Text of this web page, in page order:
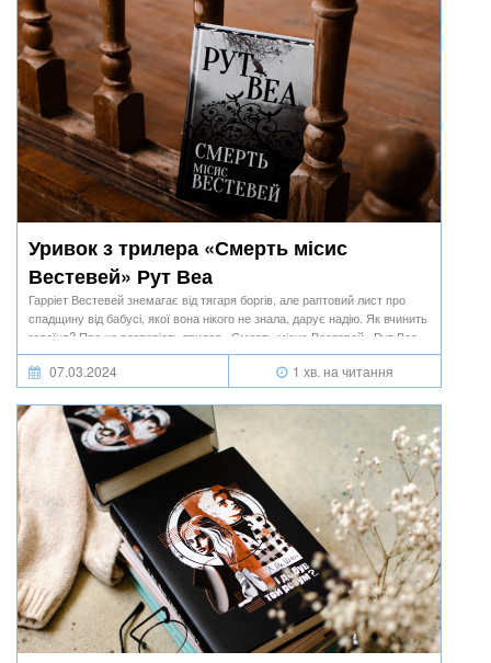
Уривок з трилера «Смерть місис
Вестевей» Рут Веа
Гарріет Вестевей знемагає від тягаря боргів, але раптовий лист про
спадщину від бабусі, якої вона нікого не знала, дарує надію. Як вчинить
героїня? Про це розповість трилер «Смерть місис Вестевей» Рут Веа.
07.03.2024 1 хв. на читання